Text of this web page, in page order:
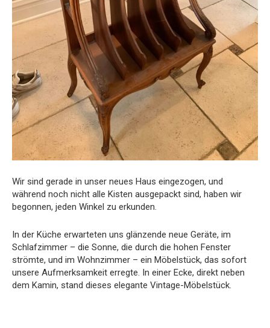
Wir sind gerade in unser neues Haus eingezogen, und
während noch nicht alle Kisten ausgepackt sind, haben wir
begonnen, jeden Winkel zu erkunden.
In der Küche erwarteten uns glänzende neue Geräte, im
Schlafzimmer – die Sonne, die durch die hohen Fenster
strömte, und im Wohnzimmer – ein Möbelstück, das sofort
unsere Aufmerksamkeit erregte. In einer Ecke, direkt neben
dem Kamin, stand dieses elegante Vintage-Möbelstück.